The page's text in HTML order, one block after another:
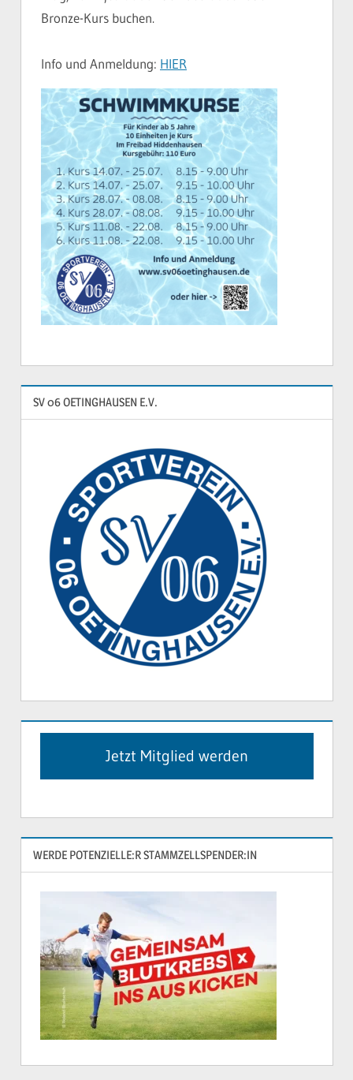
Bronze-Kurs buchen.
Info und Anmeldung: HIER
SV 06 OETINGHAUSEN E.V.
Jetzt Mitglied werden
WERDE POTENZIELLE:R STAMMZELLSPENDER:IN